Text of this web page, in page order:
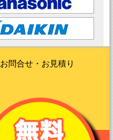
お問合せ・お見積り